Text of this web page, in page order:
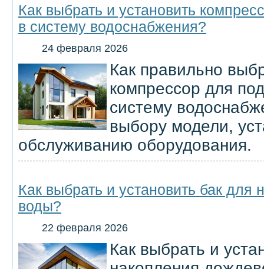
Как выбрать и установить
в систему водоснабжения?
24 февраля 2026
Как правильно
компрессор для
систему
выбору модели,
обслуживанию оборудования.
Как выбрать и установить бак для
воды?
22 февраля 2026
Как выбрать и